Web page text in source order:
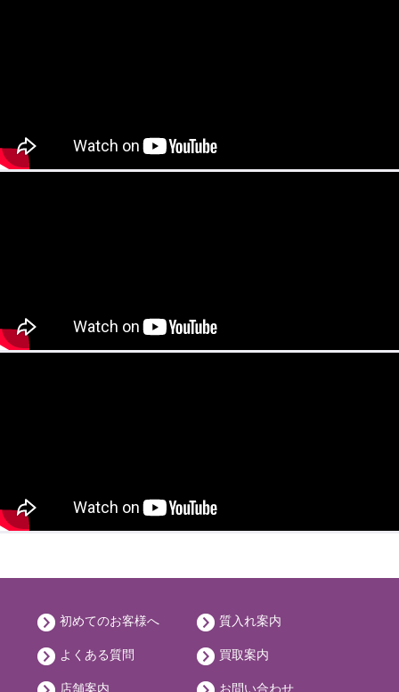
初めてのお客様へ 質入れ案内
よくある質問 買取案内
店舗案内 お問い合わせ